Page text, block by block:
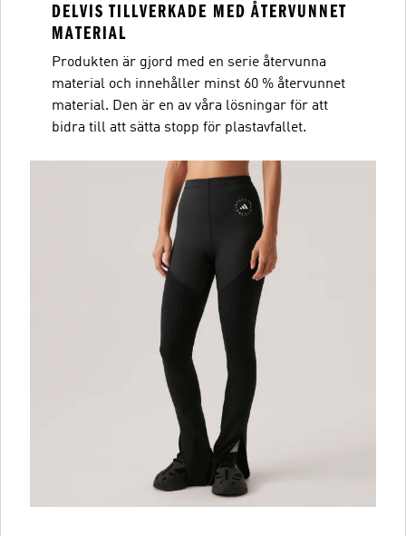
DELVIS TILLVERKADE MED ÅTERVUNNET
MATERIAL
Produkten är gjord med en serie återvunna
material och innehåller minst 60 % återvunnet
material. Den är en av våra lösningar för att
bidra till att sätta stopp för plastavfallet.